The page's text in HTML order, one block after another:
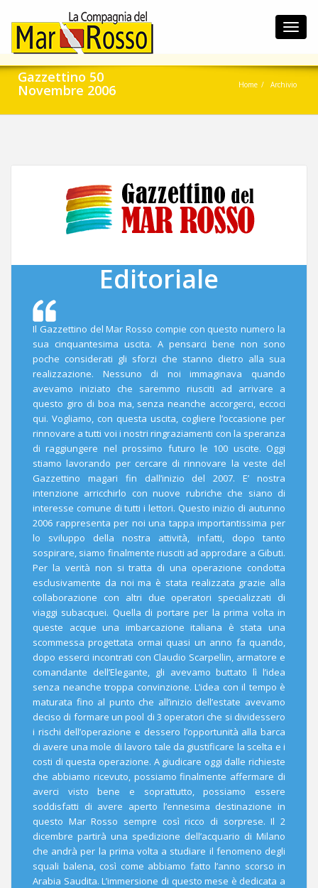
Gazzettino 50
Novembre 2006 Home Archivio
Editoriale
Il Gazzettino del Mar Rosso compie con questo numero la
sua cinquantesima uscita. A pensarci bene non sono
poche considerati gli sforzi che stanno dietro alla sua
realizzazione. Nessuno di noi immaginava quando
avevamo iniziato che saremmo riusciti ad arrivare a
questo giro di boa ma, senza neanche accorgerci, eccoci
qui. Vogliamo, con questa uscita, cogliere l’occasione per
rinnovare a tutti voi i nostri ringraziamenti con la speranza
di raggiungere nel prossimo futuro le 100 uscite. Oggi
stiamo lavorando per cercare di rinnovare la veste del
Gazzettino magari fin dall’inizio del 2007. E’ nostra
intenzione arricchirlo con nuove rubriche che siano di
interesse comune di tutti i lettori. Questo inizio di autunno
2006 rappresenta per noi una tappa importantissima per
lo sviluppo della nostra attività, infatti, dopo tanto
sospirare, siamo finalmente riusciti ad approdare a Gibuti.
Per la verità non si tratta di una operazione condotta
esclusivamente da noi ma è stata realizzata grazie alla
collaborazione con altri due operatori specializzati di
viaggi subacquei. Quella di portare per la prima volta in
queste acque una imbarcazione italiana è stata una
scommessa progettata ormai quasi un anno fa quando,
dopo esserci incontrati con Claudio Scarpellin, armatore e
comandante dell’Elegante, gli avevamo buttato lì l’idea
senza neanche troppa convinzione. L’idea con il tempo è
maturata fino al punto che all’inizio dell’estate avevamo
deciso di formare un pool di 3 operatori che si dividessero
i rischi dell’operazione e dessero l’opportunità alla barca
di avere una mole di lavoro tale da giustificare la scelta e i
costi di questa operazione. A giudicare oggi dalle richieste
che abbiamo ricevuto, possiamo finalmente affermare di
averci visto bene e soprattutto, possiamo essere
soddisfatti di avere aperto l’ennesima destinazione in
questo Mar Rosso sempre così ricco di sorprese. Il 2
dicembre partirà una spedizione dell’acquario di Milano
che andrà per la prima volta a studiare il fenomeno degli
squali balena, così come abbiamo fatto l’anno scorso in
Arabia Saudita. L’immersione di questo mese è dedicata a